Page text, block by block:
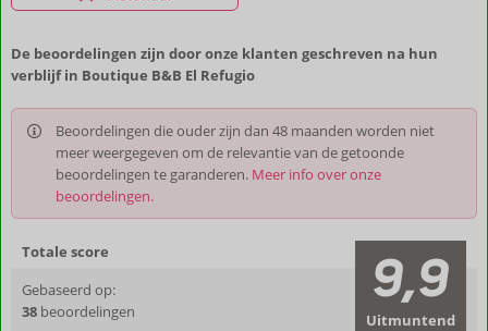
De beoordelingen zijn door onze klanten geschreven na hun
verblijf in Boutique B&B El Refugio
Beoordelingen die ouder zijn dan 48 maanden worden niet
meer weergegeven om de relevantie van de getoonde
beoordelingen te garanderen. Meer info over onze
beoordelingen.
Totale score
Gebaseerd op:
38 beoordelingen 9,9
Uitmuntend